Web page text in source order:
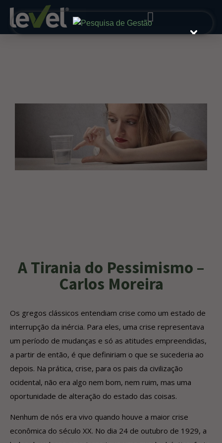
A Tirania do Pessimismo –
Carlos Moreira
Os gregos clássicos entendiam crise como um estado de
interrupção da inércia. Para eles, uma crise representava
um período de mudanças e só as atitudes empreendidas,
a partir de então, é que definiriam o que se sucederia ao
depois. Na prática, crise, para os pais da civilização
ocidental, não era algo nem bom, nem ruim, mas uma
oportunidade de alteração do estado das coisas.
Nenhum de nós era vivo quando houve a maior crise
econômica do século XX. No dia 24 de outubro de 1929, a